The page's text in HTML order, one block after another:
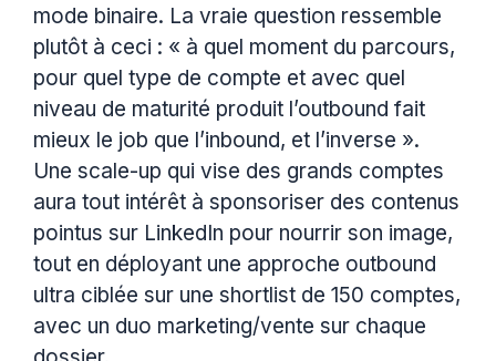
mode binaire. La vraie question ressemble
plutôt à ceci : « à quel moment du parcours,
pour quel type de compte et avec quel
niveau de maturité produit l’outbound fait
mieux le job que l’inbound, et l’inverse ».
Une scale-up qui vise des grands comptes
aura tout intérêt à sponsoriser des contenus
pointus sur LinkedIn pour nourrir son image,
tout en déployant une approche outbound
ultra ciblée sur une shortlist de 150 comptes,
avec un duo marketing/vente sur chaque